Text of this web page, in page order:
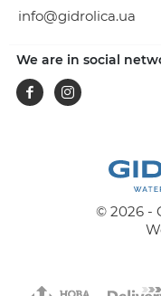
info@gidrolica.ua
We are in social
FacebookInstagram
© 2026 -